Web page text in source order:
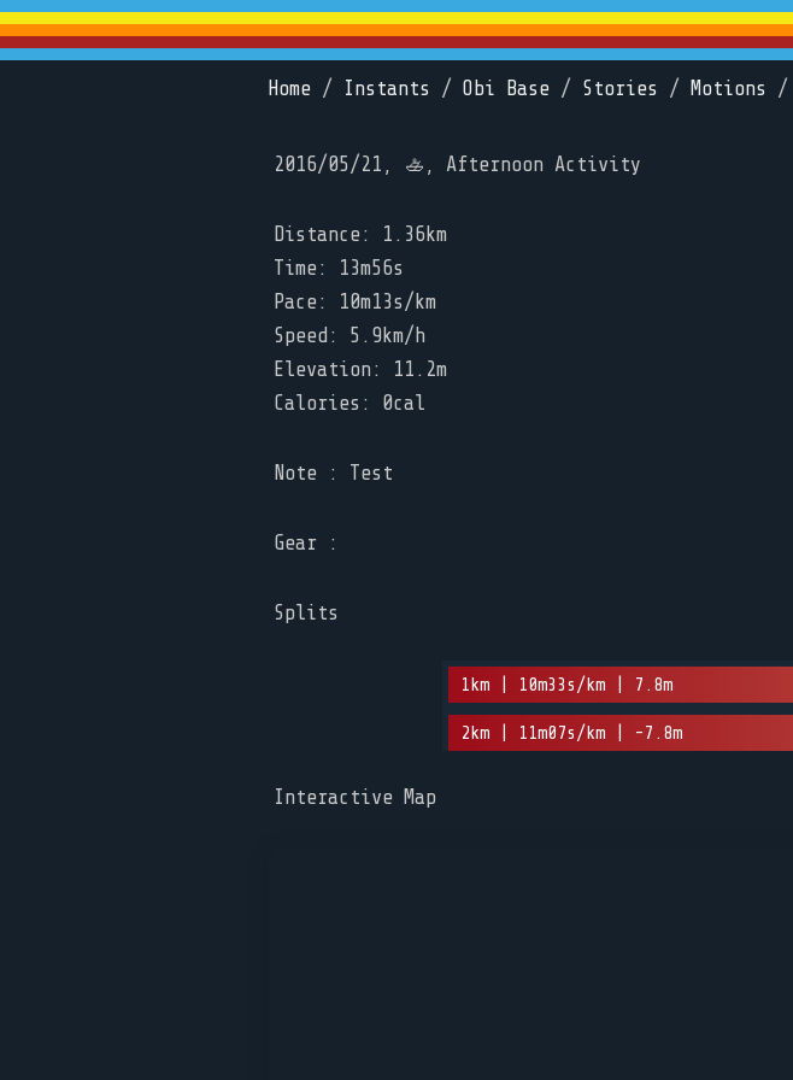
Home / Instants / Obi Base / Stories / Motions /
2016/05/21, 🚣, Afternoon Activity
Distance: 1.36km
Time: 13m56s
Pace: 10m13s/km
Speed: 5.9km/h
Elevation: 11.2m
Calories: 0cal
Note : Test
Gear :
Splits
1km | 10m33s/km | 7.8m
2km | 11m07s/km | -7.8m
Interactive Map